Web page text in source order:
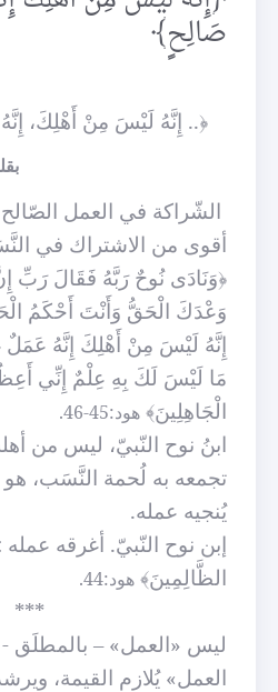
صَالِحٍ﴾
﴿.. إِنَّهُ لَيْسَ مِنْ أَهْلِكَ،
الشّراكة في العمل
أقوى من الاشتراك في
﴿وَنَادَى نُوحٌ رَبَّهُ فَقَالَ رَبِّ
وَعْدَكَ الْحَقُّ وَأَنْتَ أَحْكَمُ
إِنَّهُ لَيْسَ مِنْ أَهْلِكَ إِنَّهُ عَمَلٌ
مَا لَيْسَ لَكَ بِهِ عِلْمٌ إِنِّي
الْجَاهِلِينَ﴾هود:45-46.
ابنُ نوح النّبيّ، ليس من
تجمعه به لُحمة النَّسَب،
يُنجيه عمله.
إبن نوح النّبيّ. أغرقه عمله
الظَّالِمِينَ﴾هود:44.
***
ليس «العمل» – بالمطلَق -
العمل» يُلازم القيمة،